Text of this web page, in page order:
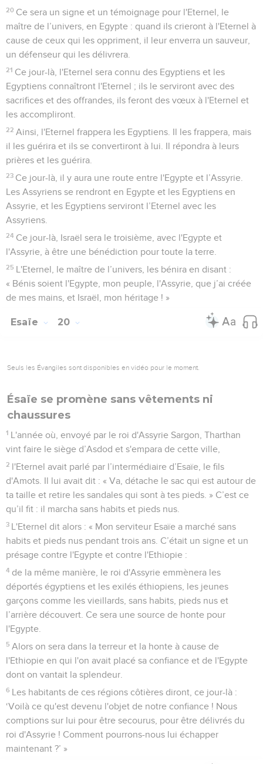
20 Ce sera un signe et un témoignage pour l'Eternel, le
maître de l’univers, en Egypte : quand ils crieront à l'Eternel à
cause de ceux qui les oppriment, il leur enverra un sauveur,
un défenseur qui les délivrera.
21 Ce jour-là, l'Eternel sera connu des Egyptiens et les
Egyptiens connaîtront l'Eternel ; ils le serviront avec des
sacrifices et des offrandes, ils feront des vœux à l'Eternel et
les accompliront.
22 Ainsi, l'Eternel frappera les Egyptiens. Il les frappera, mais
il les guérira et ils se convertiront à lui. Il répondra à leurs
prières et les guérira.
23 Ce jour-là, il y aura une route entre l'Egypte et l’Assyrie.
Les Assyriens se rendront en Egypte et les Egyptiens en
Assyrie, et les Egyptiens serviront l’Eternel avec les
Assyriens.
24 Ce jour-là, Israël sera le troisième, avec l'Egypte et
l'Assyrie, à être une bénédiction pour toute la terre.
25 L'Eternel, le maître de l’univers, les bénira en disant :
« Bénis soient l'Egypte, mon peuple, l'Assyrie, que j’ai créée
de mes mains, et Israël, mon héritage ! »
Esaïe 20
Seuls les Évangiles sont disponibles en vidéo pour le moment.
Ésaïe se promène sans vêtements ni
chaussures
1 L'année où, envoyé par le roi d'Assyrie Sargon, Tharthan
vint faire le siège d’Asdod et s'empara de cette ville,
2 l'Eternel avait parlé par l’intermédiaire d’Esaïe, le fils
d'Amots. Il lui avait dit : « Va, détache le sac qui est autour de
ta taille et retire les sandales qui sont à tes pieds. » C’est ce
qu’il fit : il marcha sans habits et pieds nus.
3 L'Eternel dit alors : « Mon serviteur Esaïe a marché sans
habits et pieds nus pendant trois ans. C’était un signe et un
présage contre l'Egypte et contre l'Ethiopie :
4 de la même manière, le roi d'Assyrie emmènera les
déportés égyptiens et les exilés éthiopiens, les jeunes
garçons comme les vieillards, sans habits, pieds nus et
l’arrière découvert. Ce sera une source de honte pour
l'Egypte.
5 Alors on sera dans la terreur et la honte à cause de
l'Ethiopie en qui l'on avait placé sa confiance et de l'Egypte
dont on vantait la splendeur.
6 Les habitants de ces régions côtières diront, ce jour-là :
‘Voilà ce qu'est devenu l'objet de notre confiance ! Nous
comptions sur lui pour être secourus, pour être délivrés du
roi d'Assyrie ! Comment pourrons-nous lui échapper
maintenant ?’ »